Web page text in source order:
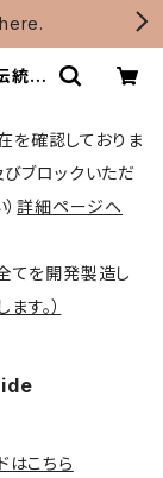
統的
を確認しておりま
ブロックいただ
詳細ページへ
てを開発製造し
す。）
はこちら